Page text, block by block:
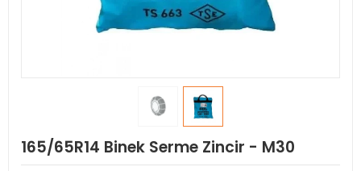
165/65R14 Binek Serme Zincir - M30